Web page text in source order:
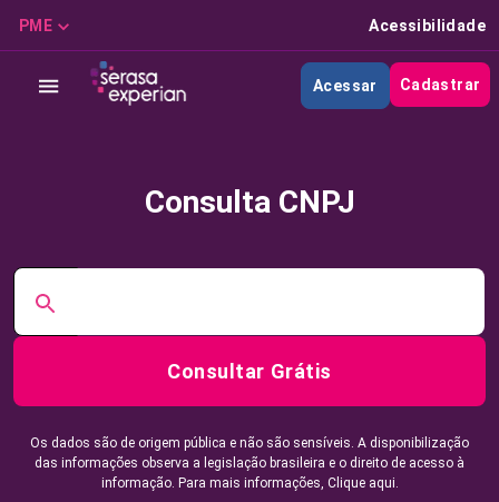
PME Acessibilidade
Acessar Cadastrar
Consulta CNPJ
Consultar Grátis
Os dados são de origem pública e não são sensíveis. A disponibilização
das informações observa a legislação brasileira e o direito de acesso à
informação. Para mais informações, Clique aqui.